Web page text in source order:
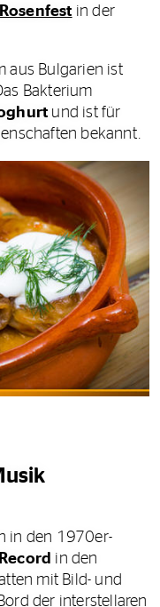
Rosenfest in der
aus Bulgarien ist
Bakterium
und ist für
bekannt.
in den 1970er-
in den
mit Bild- und
der interstellaren